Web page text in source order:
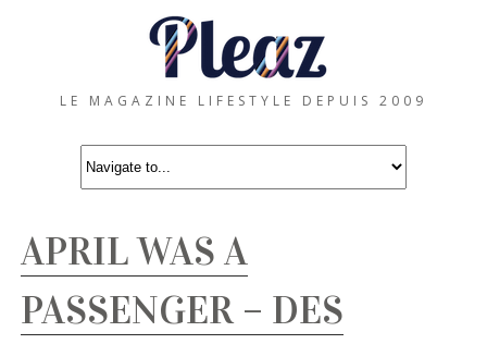
LE MAGAZINE LIFESTYLE DEPUIS 2009
APRIL WAS A
PASSENGER – DES